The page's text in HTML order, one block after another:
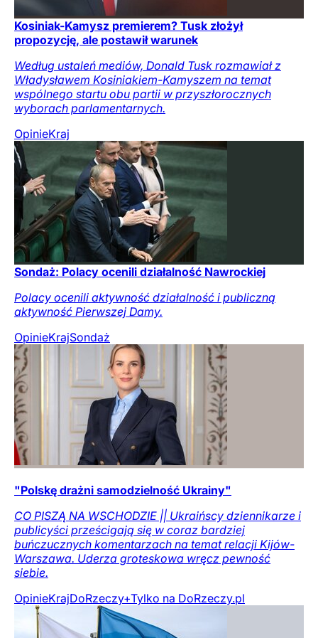
Kosiniak-Kamysz premierem? Tusk złożył
propozycję, ale postawił warunek
Według ustaleń mediów, Donald Tusk rozmawiał z
Władysławem Kosiniakiem-Kamyszem na temat
wspólnego startu obu partii w przyszłorocznych
wyborach parlamentarnych.
OpinieKraj
Sondaż: Polacy ocenili działalność Nawrockiej
Polacy ocenili aktywność działalność i publiczną
aktywność Pierwszej Damy.
OpinieKrajSondaż
"Polskę drażni samodzielność Ukrainy"
CO PISZĄ NA WSCHODZIE || Ukraińscy dziennikarze i
publicyści prześcigają się w coraz bardziej
buńczucznych komentarzach na temat relacji Kijów-
Warszawa. Uderza groteskowa wręcz pewność
siebie.
OpinieKrajDoRzeczy+Tylko na DoRzeczy.pl